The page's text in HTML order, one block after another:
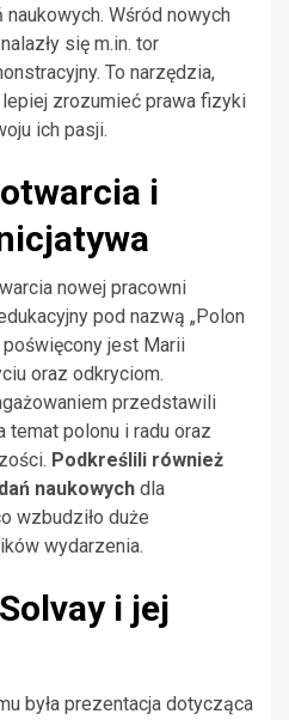
Wśród nowych
się m.in. tor
To narzędzia,
zrozumieć prawa fizyki
ich pasji.
i
nowej pracowni
pod nazwą „Polon
poświęcony jest Marii
oraz odkryciom.
przedstawili
temat polonu i radu oraz
Podkreślili również
naukowych dla
wzbudziło duże
wydarzenia.
i jej
była prezentacja dotycząca